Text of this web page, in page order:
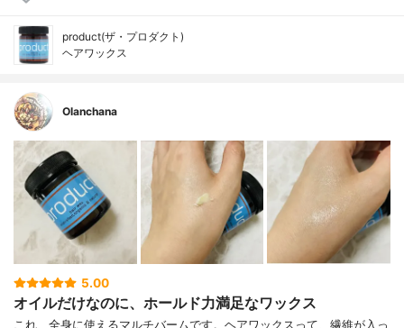
product(ザ・プロダクト)
ヘアワックス
Olanchana
5.00
オイルだけなのに、ホールド力満足なワックス
これ、全身に使えるマルチバームです。ヘアワックスって、繊維が入っ